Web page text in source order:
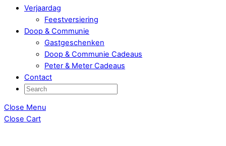
Verjaardag
Feestversiering
Doop & Communie
Gastgeschenken
Doop & Communie Cadeaus
Peter & Meter Cadeaus
Contact
Close Menu
Close Cart